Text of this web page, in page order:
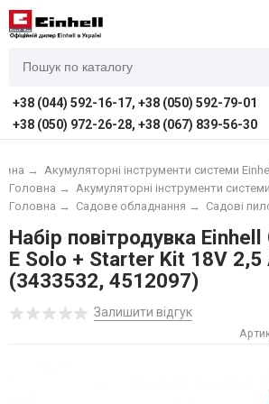
+38 (044) 592-16-17, +38 (050) 592-79-01
+38 (050) 972-26-28, +38 (067) 839-56-30
→
Акумуляторні інструменти системи
Акумуляторні інструменти
Головна →
Садові
Садове обладнання →
Головна →
Набір повітродувка Einhell
E Solo + Starter Kit 18V 2,5
(3433532, 4512097)
Залишити відгук